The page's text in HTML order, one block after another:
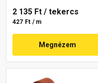
2 135 Ft / tekercs
427 Ft / m
Megnézem